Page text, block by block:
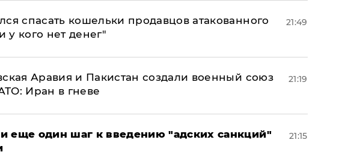
спасать кошельки продавцов атакованного
у кого нет денег"
21:49
Аравия и Пакистан создали военный союз
Иран в гневе
21:19
еще один шаг к введению "адских санкций"
21:15